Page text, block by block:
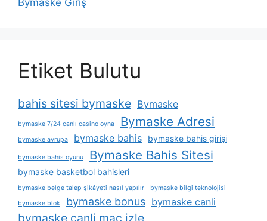
Etiket Bulutu
bahis sitesi bymaske Bymaske
bymaske 7/24 canlı casino oyna Bymaske Adresi
bymaske avrupa bymaske bahis bymaske bahis girişi
bymaske bahis oyunu Bymaske Bahis Sitesi
bymaske basketbol bahisleri
bymaske belge talep şikâyeti nasıl yapılır
bymaske bilgi teknolojisi
bymaske blok
bymaske bonus bymaske canli
bymaske canli maç izle